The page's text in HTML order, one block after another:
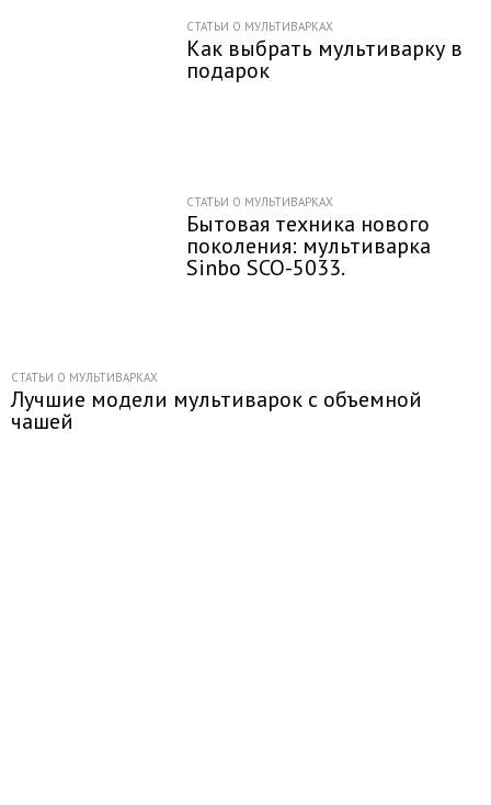
СТАТЬИ О МУЛЬТИВАРКАХ
Как выбрать мультиварку в
подарок
СТАТЬИ О МУЛЬТИВАРКАХ
Бытовая техника нового
поколения: мультиварка
Sinbo SCO-5033.
СТАТЬИ О МУЛЬТИВАРКАХ
Лучшие модели мультиварок с объемной
чашей